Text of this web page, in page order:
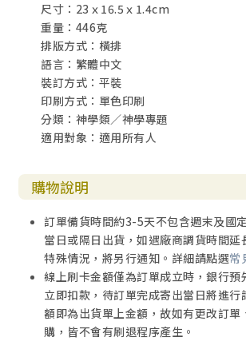
第七章 處境詮釋的解放詮釋：以加拉太
例 195
一、處境問題：不同的價值觀和實踐 200
二、詮釋框架：天啟事件帶來的自由與重
三、文本的「比方」特色：一對一對應、
四、結語 219
結語 處境詮釋：對話與突破 221
二、處境詮釋的教牧關懷：以加拉太書一
三、結語 237
參考書目 (Select Bibliography) 239
尺寸：23ｘ16.5ｘ1.4cm
重量：446克
排版方式：橫排
語言：繁體中文
裝訂方式：平裝
印刷方式：單色印刷
分類：神學類／神學專題
適用對象：適用所有人
購物說明
訂單備貨時間約3-5天不包含週末及國
當日或隔日出貨，如遇廠商調貨時間延
特殊情況，將另行通知。詳細請點選常
線上刷卡金額僅為訂單成立時，銀行預
立即扣款，待訂單完成寄出當日將進行
額即為出貨單上金額，故如有更改訂單
購，皆不會有刷退程序產生。